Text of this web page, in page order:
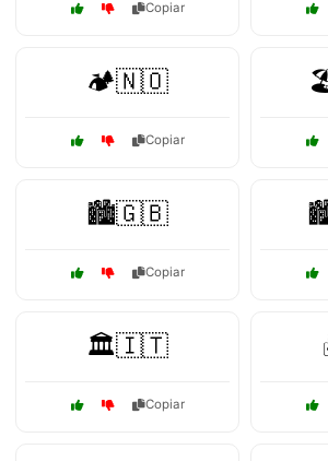
Copiar
🏕️🇳🇴
Copiar
🏙️🇬🇧
Copiar
🏛️🇮🇹
Copiar